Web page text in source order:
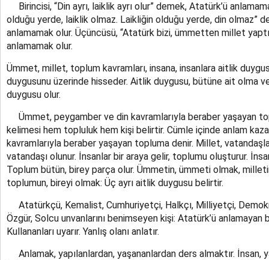
Birincisi, “Din ayrı, laiklik ayrı olur” demek, Atatürk’ü
olduğu yerde, laiklik olmaz. Laikliğin olduğu yerde, din olmaz”
anlamamak olur. Üçüncüsü, “Atatürk bizi, ümmetten millet
anlamamak olur.
Ümmet, millet, toplum kavramları, insana, insanlara aitlik
duygusunu üzerinde hisseder. Aitlik duygusu, bütüne ait olma
duygusu olur.
Ümmet, peygamber ve din kavramlarıyla beraber yaşayan
kelimesi hem topluluk hem kişi belirtir. Cümle içinde anlam
kavramlarıyla beraber yaşayan topluma denir. Millet,
vatandaşı olunur. İnsanlar bir araya gelir, toplumu oluşturur.
Toplum bütün, birey parça olur. Ümmetin, ümmeti olmak,
toplumun, bireyi olmak: Üç ayrı aitlik duygusu belirtir.
Atatürkçü, Kemalist, Cumhuriyetçi, Halkçı, Milliyetçi,
Özgür, Solcu unvanlarını benimseyen kişi: Atatürk’ü
Kullananları uyarır. Yanlış olanı anlatır.
Anlamak, yapılanlardan, yaşananlardan ders almaktır. İnsan,